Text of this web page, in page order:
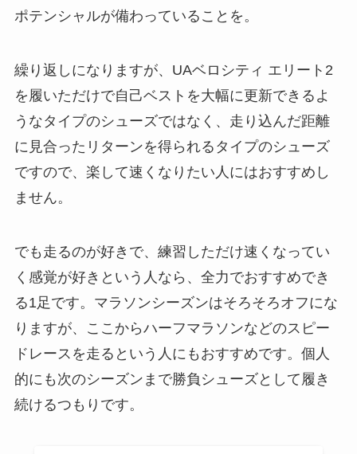
ポテンシャルが備わっていることを。
繰り返しになりますが、UAベロシティ エリート2
を履いただけで自己ベストを大幅に更新できるよ
うなタイプのシューズではなく、走り込んだ距離
に見合ったリターンを得られるタイプのシューズ
ですので、楽して速くなりたい人にはおすすめし
ません。
でも走るのが好きで、練習しただけ速くなってい
く感覚が好きという人なら、全力でおすすめでき
る1足です。マラソンシーズンはそろそろオフにな
りますが、ここからハーフマラソンなどのスピー
ドレースを走るという人にもおすすめです。個人
的にも次のシーズンまで勝負シューズとして履き
続けるつもりです。